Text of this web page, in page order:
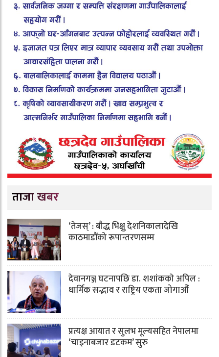
ताजा खबर
‘तेजस्’ : बौद्ध भिक्षु देशनिकालादेखि
काठमाडौंको रूपान्तरणसम्म
देवानगञ्ज घटनापछि डा. शशांककाे अपिल :
धार्मिक सद्भाव र राष्ट्रिय एकता जोगाऔँ
प्रत्यक्ष आयात र सुलभ मूल्यसहित नेपालमा
‘चाइनाबजार डटकम’ सुरु